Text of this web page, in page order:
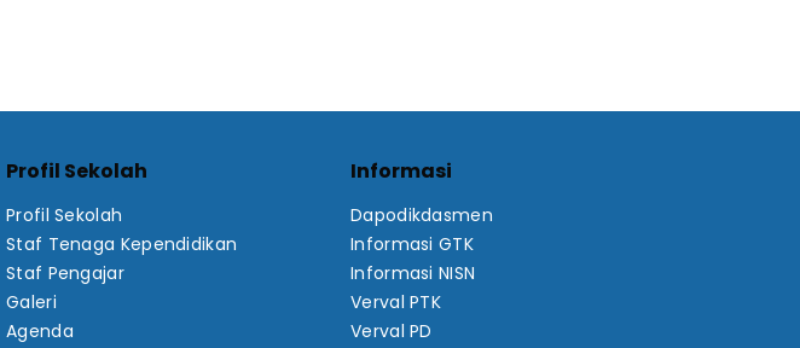
Profil Sekolah
Profil Sekolah
Staf Tenaga Kependidikan
Staf Pengajar
Galeri
Agenda
Informasi
Dapodikdasmen
Informasi GTK
Informasi NISN
Verval PTK
Verval PD